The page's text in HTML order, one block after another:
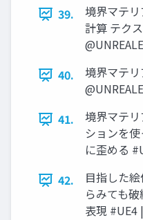
39.
境界マテ
計算 テク
40.
境界マテ
41.
境界マテ
ションを
に歪める
42.
目指した
らみても
表現 #UE4